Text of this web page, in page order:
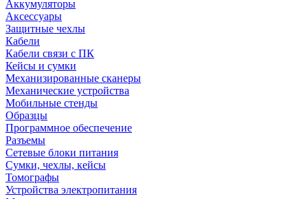
Аккумуляторы
Аксессуары
Защитные чехлы
Кабели
Кабели связи с ПК
Кейсы и сумки
Механизированные сканеры
Механические устройства
Мобильные стенды
Образцы
Программное обеспечение
Разъемы
Сетевые блоки питания
Сумки, чехлы, кейсы
Томографы
Устройства электропитания